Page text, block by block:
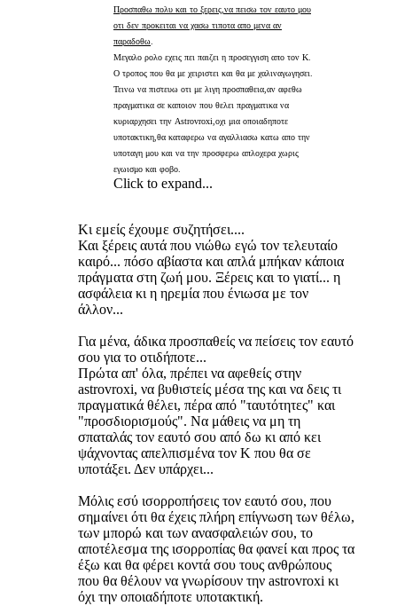
Προσπαθω πολυ και το ξερεις,να πεισω τον εαυτο μου
οτι δεν προκειται να χασω τιποτα απο μενα αν
παραδοθω
Μεγαλο ρολο εχεις πει παιζει η προσεγγιση απο τον Κ.
Ο τροπος που θα με χειριστει και θα με χαλιναγωγησει.
Τεινω να πιστευω οτι με λιγη προσπαθεια,αν αφεθω
πραγματικα σε καποιον που θελει πραγματικα να
κυριαρχησει την Astrovroxi,οχι μια οποιαδηποτε
υποτακτικη,θα καταφερω να αγαλλιασω κατω απο την
υποταγη μου και να την προσφερω απλοχερα χωρις
εγωισμο και φοβο.
Click to expand...
Κι εμείς έχουμε συζητήσει....
Και ξέρεις αυτά που νιώθω εγώ τον τελευταίο
καιρό... πόσο αβίαστα και απλά μπήκαν κάποια
πράγματα στη ζωή μου. Ξέρεις και το γιατί... η
ασφάλεια κι η ηρεμία που ένιωσα με τον
άλλον...
Για μένα, άδικα προσπαθείς να πείσεις τον εαυτό
σου για το οτιδήποτε...
Πρώτα απ' όλα, πρέπει να αφεθείς στην
astrovroxi, να βυθιστείς μέσα της και να δεις τι
πραγματικά θέλει, πέρα από "ταυτότητες" και
"προσδιορισμούς". Να μάθεις να μη τη
σπαταλάς τον εαυτό σου από δω κι από κει
ψάχνοντας απελπισμένα τον Κ που θα σε
υποτάξει. Δεν υπάρχει...
Μόλις εσύ ισορροπήσεις τον εαυτό σου, που
σημαίνει ότι θα έχεις πλήρη επίγνωση των θέλω,
των μπορώ και των ανασφαλειών σου, το
αποτέλεσμα της ισορροπίας θα φανεί και προς τα
έξω και θα φέρει κοντά σου τους ανθρώπους
που θα θέλουν να γνωρίσουν την astrovroxi κι
όχι την οποιαδήποτε υποτακτική.